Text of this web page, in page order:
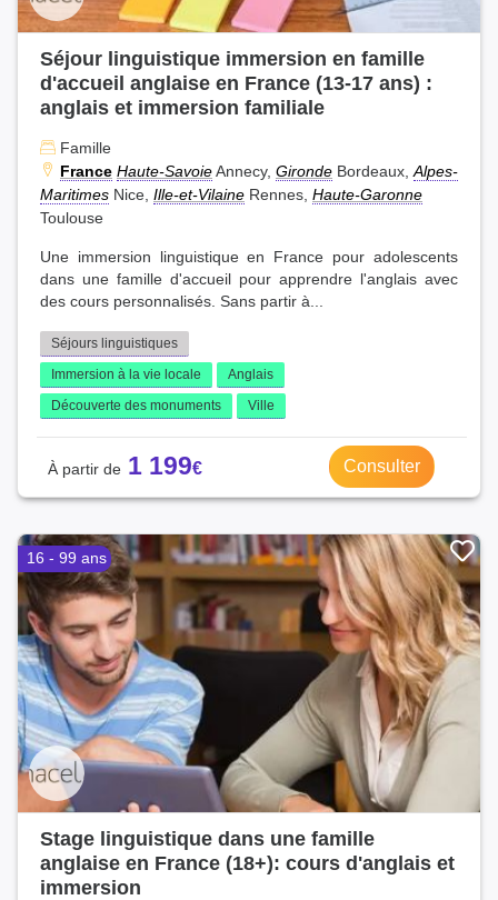
Séjour linguistique immersion en famille
d'accueil anglaise en France (13-17 ans) :
anglais et immersion familiale
Famille
France Haute-SavoieAnnecy, Gironde Bordeaux, Alpes-
Maritimes Nice, Ille-et-Vilaine Rennes, Haute-Garonne
Toulouse
Une immersion linguistique en France pour adolescents
dans une famille d'accueil pour apprendre l'anglais avec
des cours personnalisés. Sans partir à...
Séjours linguistiques
Immersion à la vie locale
Anglais
Découverte des monuments
Ville
1 199 Consulter
16 - 99 ans
Stage linguistique dans une famille
anglaise en France (18+): cours d'anglais et
immersion